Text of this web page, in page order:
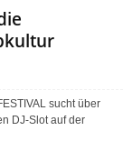
sucht über
DJ-Slot auf der